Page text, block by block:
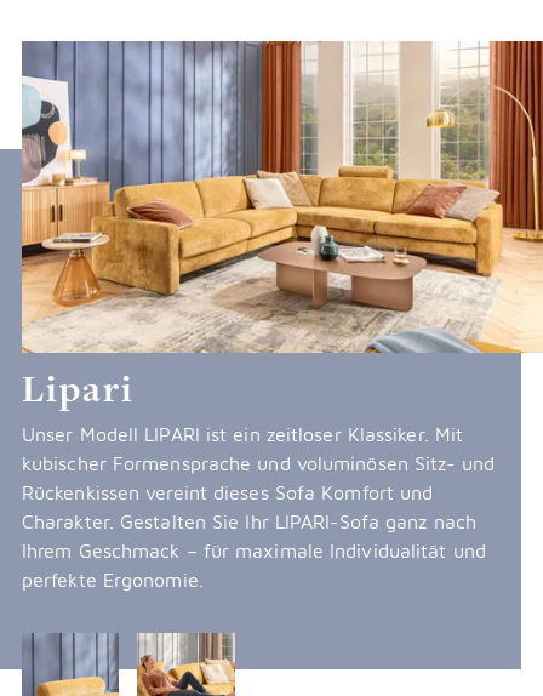
Lipari
Unser Modell LIPARI ist ein zeitloser Klassiker. Mit
kubischer Formensprache und voluminösen Sitz- und
Rückenkissen vereint dieses Sofa Komfort und
Charakter. Gestalten Sie Ihr LIPARI-Sofa ganz nach
Ihrem Geschmack – für maximale Individualität und
perfekte Ergonomie.